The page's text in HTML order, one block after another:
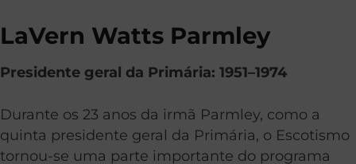
LaVern Watts Parmley
Presidente geral da Primária: 1951–1974
Durante os 23 anos da irmã Parmley, como a
quinta presidente geral da Primária, o Escotismo
tornou-se uma parte importante do programa